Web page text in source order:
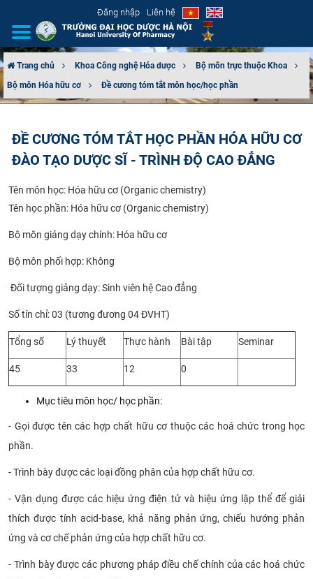
Đăng nhập Liên hệ
GIỚI THIỆU
TUYỂN SINH
ĐÀO TẠO
ĐẢM BẢO CHẤT LƯỢNG
KHOA HỌC CÔNG NGHỆ
HTQT
CỰU NGƯỜI HỌC
Trang chủ Khoa Công nghệ Hóa dược
Bộ môn trực thuộc Khoa
Bộ môn Hóa hữu cơ
Đề cương tóm tắt môn học/học phần
ĐỀ CƯƠNG TÓM TẮT HỌC PHẦN HÓA HỮU CƠ
ĐÀO TẠO DƯỢC SĨ - TRÌNH ĐỘ CAO ĐẲNG
Tên môn học: Hóa hữu cơ (Organic chemistry)
Tên học phần: Hóa hữu cơ (Organic chemistry)
Bộ môn giảng dạy chính: Hóa hữu cơ
Bộ môn phối hợp: Không
Đối tượng giảng dạy: Sinh viên hệ Cao đẳng
Số tín chỉ: 03 (tương đương 04 ĐVHT)
Tổng số Lý thuyết Thực hành Bài tập Seminar
45 33 12 0
Mục tiêu môn học/ học phần:
- Gọi được tên các hợp chất hữu cơ thuộc các hoá chức trong học
phần.
- Trình bày được các loại đồng phân của hợp chất hữu cơ.
-Vận dụng được các hiệu ứng điện tử và hiệu ứng lập thể để giải
thích được tính acid-base, khả năng phản ứng, chiếu hướng phản
ứng và cơ chế phản ứng của hợp chất hữu cơ.
- Trình bày được các phương pháp điều chế chính của các hoá chức